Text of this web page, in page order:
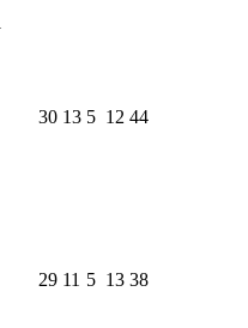
30 13 5 12 44
29 11 5 13 38